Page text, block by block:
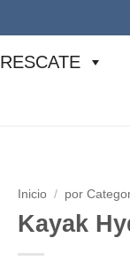
RESCATE
Inicio / por
Kayak